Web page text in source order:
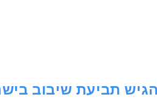
תביעת שיבוב